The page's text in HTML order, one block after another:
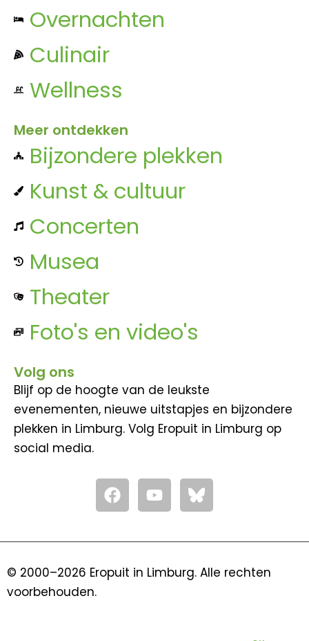
Overnachten
Culinair
Wellness
Meer ontdekken
Bijzondere plekken
Kunst & cultuur
Concerten
Musea
Theater
Foto's en video's
Volg ons
Blijf op de hoogte van de leukste
evenementen, nieuwe uitstapjes en bijzondere
plekken in Limburg. Volg Eropuit in Limburg op
social media.
F
a
c
o
Y
o
u
b
© 2000–2026 Eropuit in Limburg. Alle rechten
voorbehouden.